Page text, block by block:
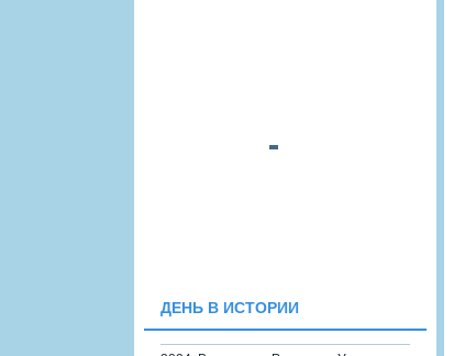
ДЕНЬ В ИСТОРИИ